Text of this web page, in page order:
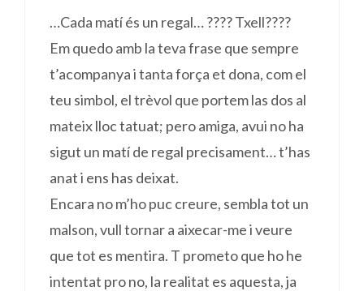
…Cada matí és un regal… ???? Txell????
Em quedo amb la teva frase que sempre
t’acompanya i tanta força et dona, com el
teu simbol, el trèvol que portem las dos al
mateix lloc tatuat; pero amiga, avui no ha
sigut un matí de regal precisament… t’has
anat i ens has deixat.
Encara no m’ho puc creure, sembla tot un
malson, vull tornar a aixecar-me i veure
que tot es mentira. T prometo que ho he
intentat pro no, la realitat es aquesta, ja